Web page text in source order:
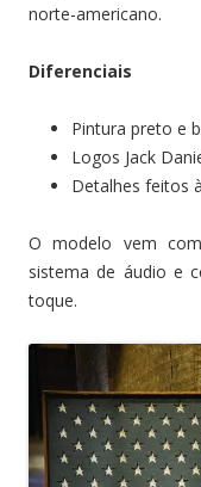
norte-americano.
Diferenciais
Pintura preto e
Logos Jack
Detalhes feitos
O modelo vem
sistema de áudio e
toque.